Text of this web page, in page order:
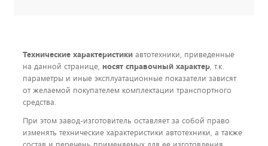
Технические характеристики автотехники, приведенные
на данной странице, носят справочный характер, т.к.
параметры и иные эксплуатационные показатели зависят
от желаемой покупателем комплектации транспортного
средства.
При этом завод-изготовитель оставляет за собой право
изменять технические характеристики автотехники, а также